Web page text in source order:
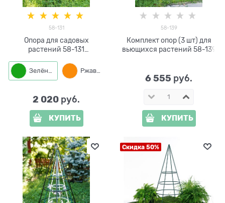
58-131
Опора для садовых
растений 58-131
h=90 см
Зелёный Ржавый
2 020 руб.
КУПИТЬ
58-139
Комплект опор (3 шт) для
вьющихся растений 58-139
6 555 руб.
КУПИТЬ
Скидка 50%